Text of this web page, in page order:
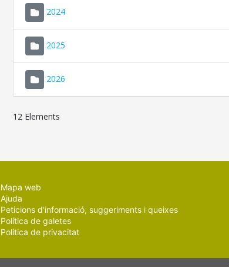
2024
2025
2026
12 Elements
Mapa web
Ajuda
Peticions d'informació, suggeriments i queixes
Política de galetes
Política de privacitat